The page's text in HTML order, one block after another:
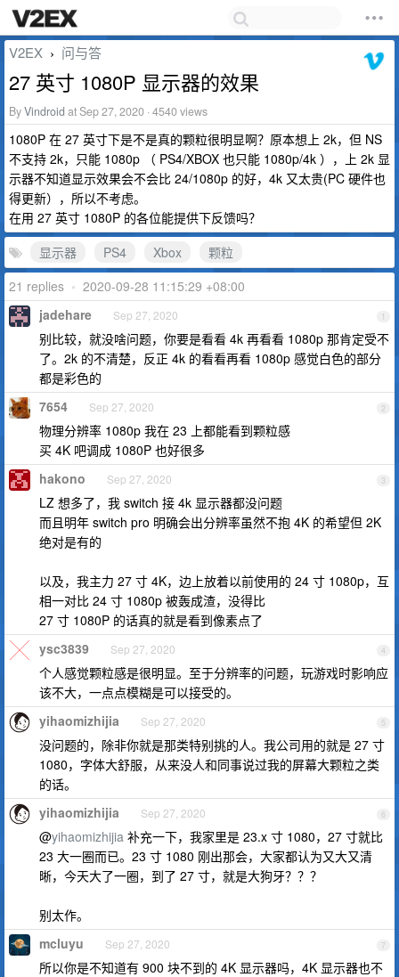
V2EX › 问与答
27 英寸 1080P 显示器的效果
ByVindroid at Sep 27, 2020 · 4540 views
1080P 在 27 英寸下是不是真的颗粒很明显啊？原本想上 2k，但 NS
不支持 2k，只能 1080p （ PS4/XBOX 也只能 1080p/4k ），上 2k 显
示器不知道显示效果会不会比 24/1080p 的好，4k 又太贵(PC 硬件也
得更新），所以不考虑。
在用 27 英寸 1080P 的各位能提供下反馈吗？
显示器
PS4 Xbox
颗粒
21 replies • 2020-09-28 11:15:29 +08:00
1
jadehare Sep 27, 2020
别比较，就没啥问题，你要是看看 4k 再看看 1080p 那肯定受不
了。2k 的不清楚，反正 4k 的看看再看 1080p 感觉白色的部分
都是彩色的
2
7654 Sep 27, 2020
物理分辨率 1080p 我在 23 上都能看到颗粒感
买 4K 吧调成 1080P 也好很多
3
hakono Sep 27, 2020
LZ 想多了，我 switch 接 4k 显示器都没问题
而且明年 switch pro 明确会出分辨率虽然不抱 4K 的希望但 2K
绝对是有的
以及，我主力 27 寸 4K，边上放着以前使用的 24 寸 1080p，互
相一对比 24 寸 1080p 被轰成渣，没得比
27 寸 1080P 的话真的就是看到像素点了
4
ysc3839 Sep 27, 2020
个人感觉颗粒感是很明显。至于分辨率的问题，玩游戏时影响应
该不大，一点点模糊是可以接受的。
5
yihaomizhijia Sep 27, 2020
没问题的，除非你就是那类特别挑的人。我公司用的就是 27 寸
1080，字体大舒服，从来没人和同事说过我的屏幕大颗粒之类
的话。
6
yihaomizhijia Sep 27, 2020
@yihaomizhijia 补充一下，我家里是 23.x 寸 1080，27 寸就比
23 大一圈而已。23 寸 1080 刚出那会，大家都认为又大又清
晰，今天大了一圈，到了 27 寸，就是大狗牙？？？
别太作。
7
mcluyu Sep 27, 2020
所以你是不知道有 900 块不到的 4K 显示器吗，4K 显示器也不